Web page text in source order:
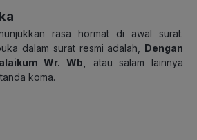
rasa hormat di awal surat.
dalam surat resmi adalah, Dengan
Wr. Wb,
atau salam lainnya
koma.